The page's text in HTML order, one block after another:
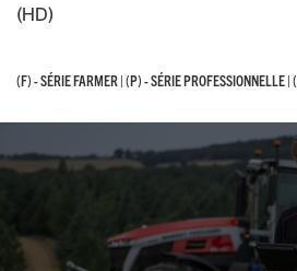
(F) - SÉRIE FARMER | (P) - SÉRIE PROFESSIONNELLE |
(HD)
(F) - SÉRIE FARMER | (P) - SÉRIE PROFESSIONNELLE |